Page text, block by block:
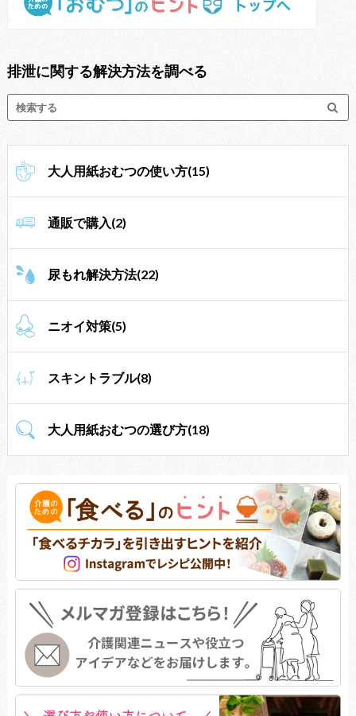
排泄に関する解決方法を調べる
大人用紙おむつの使い方(15)
通販で購入(2)
尿もれ解決方法(22)
ニオイ対策(5)
スキントラブル(8)
大人用紙おむつの選び方(18)